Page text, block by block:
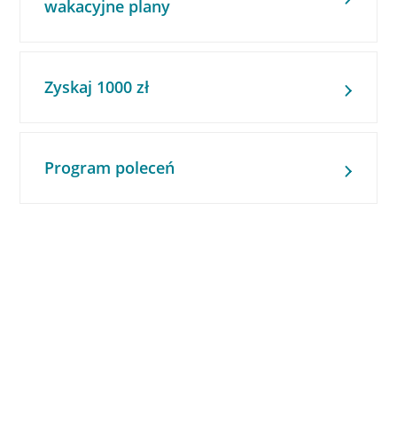
wakacyjne plany
Zyskaj 1000 zł
Program poleceń